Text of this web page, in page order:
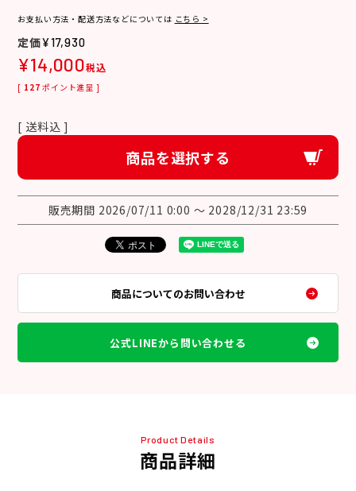
お支払い方法・配送方法などについては こちら >
¥17,930
¥14,000税込
[ 127 ポイント進呈 ]
送料込
商品を選択する
販売期間 2026/07/11 0:00 〜 2028/12/31 23:59
商品についてのお問い合わせ
公式LINEから問い合わせる
Product Details
商品詳細